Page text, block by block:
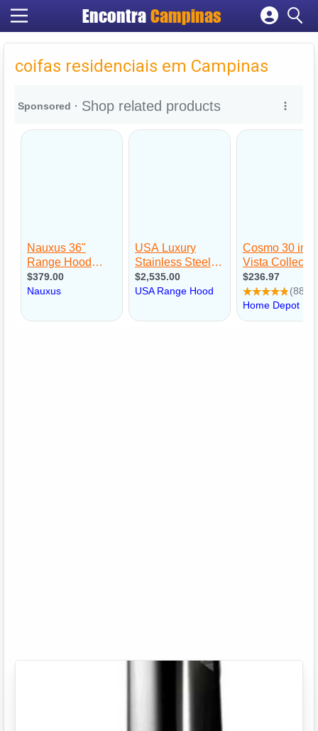
Encontra Campinas
Cadastrar empresa
Criar conta
coifas residenciais em Campinas